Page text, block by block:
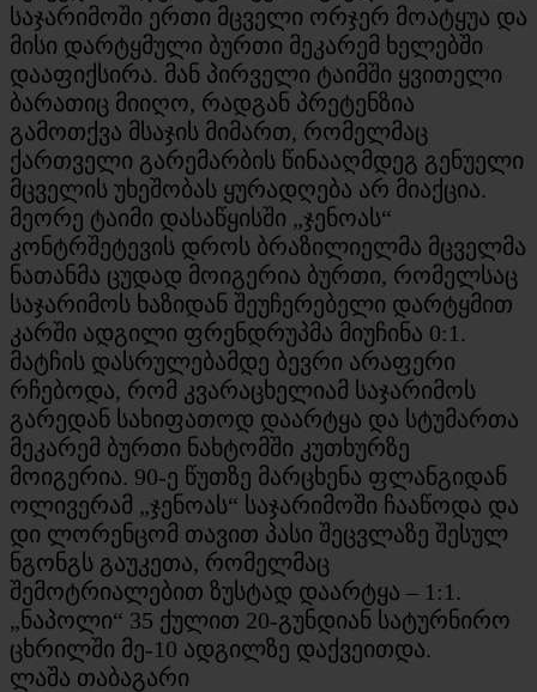
საჯარიმოში ერთი მცველი ორჯერ მოატყუა და
მისი დარტყმული ბურთი მეკარემ ხელებში
დააფიქსირა. მან პირველი ტაიმში ყვითელი
ბარათიც მიიღო, რადგან პრეტენზია
გამოთქვა მსაჯის მიმართ, რომელმაც
ქართველი გარემარბის წინააღმდეგ გენუელი
მცველის უხეშობას ყურადღება არ მიაქცია.
მეორე ტაიმი დასაწყისში „ჯენოას“
კონტრშეტევის დროს ბრაზილიელმა მცველმა
ნათანმა ცუდად მოიგერია ბურთი, რომელსაც
საჯარიმოს ხაზიდან შეუჩერებელი დარტყმით
კარში ადგილი ფრენდრუპმა მიუჩინა 0:1.
მატჩის დასრულებამდე ბევრი არაფერი
რჩებოდა, რომ კვარაცხელიამ საჯარიმოს
გარედან სახიფათოდ დაარტყა და სტუმართა
მეკარემ ბურთი ნახტომში კუთხურზე
მოიგერია. 90-ე წუთზე მარცხენა ფლანგიდან
ოლივერამ „ჯენოას“ საჯარიმოში ჩააწოდა და
დი ლორენცომ თავით პასი შეცვლაზე შესულ
ნგონგს გაუკეთა, რომელმაც
შემოტრიალებით ზუსტად დაარტყა – 1:1.
„ნაპოლი“ 35 ქულით 20-გუნდიან სატურნირო
ცხრილში მე-10 ადგილზე დაქვეითდა.
ლაშა თაბაგარი